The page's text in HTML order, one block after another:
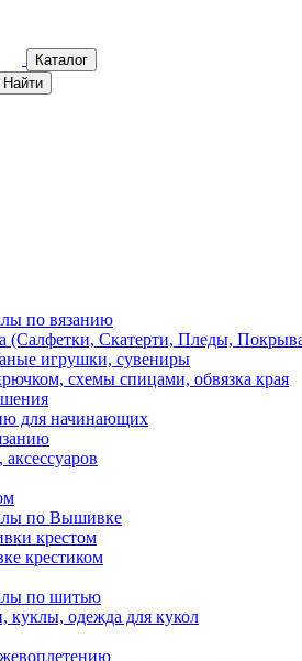
Каталог
Найти
по вязанию
(Салфетки, Скатерти, Пледы,
игрушки, сувениры
схемы спицами, обвязка края
для начинающих
по Вышивке
крестом
крестиком
по шитью
куклы, одежда для кукол